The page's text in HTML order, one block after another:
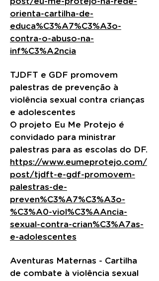
orienta-cartilha-de-
educa%C3%A7%C3%A3o-
contra-o-abuso-na-
inf%C3%A2ncia
TJDFT e GDF promovem
palestras de prevenção à
violência sexual contra crianças
e adolescentes
O projeto Eu Me Protejo é
convidado para ministrar
palestras para as escolas do DF.
https://www.eumeprotejo.com/
post/tjdft-e-gdf-promovem-
palestras-de-
preven%C3%A7%C3%A3o-
%C3%A0-viol%C3%AAncia-
sexual-contra-crian%C3%A7as-
e-adolescentes
Aventuras Maternas - Cartilha
de combate à violência sexual